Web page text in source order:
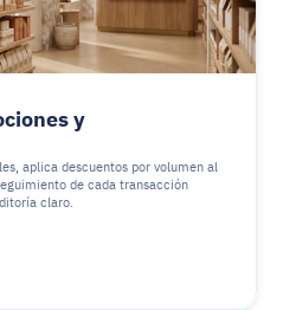
y
aplica descuentos por volumen al
de cada transacción
claro.